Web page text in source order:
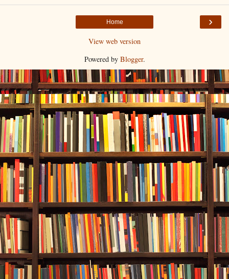
›
Home
View web version
Powered by Blogger.